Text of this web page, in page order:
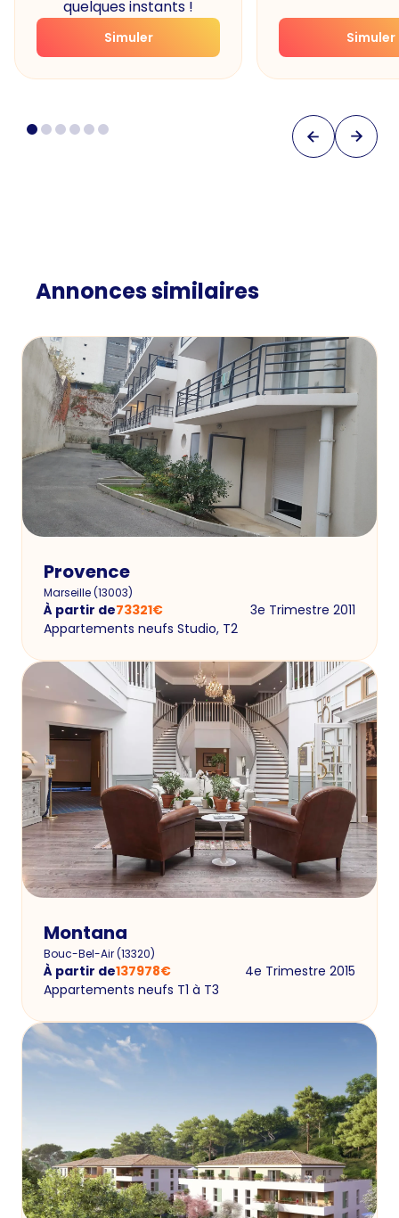
quelques instants !
Simuler Simuler
Annonces similaires
Provence
Marseille(13003)
À partir de73321€
3e Trimestre 2011
Appartements neufs Studio, T2
Montana
Bouc-Bel-Air(13320)
À partir de137978€
4e Trimestre 2015
Appartements neufs T1 à T3